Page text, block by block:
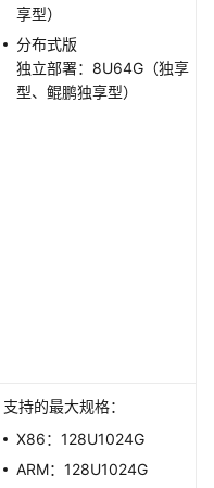
享型）
分布式版
独立部署：8U64G（独享
型、鲲鹏独享型）
支持的最大规格：
X86：128U1024G
ARM：128U1024G